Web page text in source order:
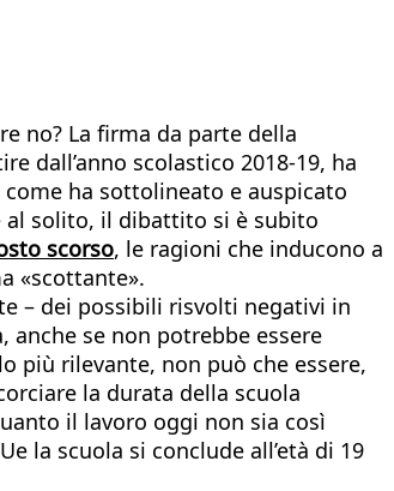
no? La firma da parte della
dall’anno scolastico 2018-19, ha
ha sottolineato e auspicato
al solito, il dibattito si è subito
scorso, le ragioni che inducono a
«scottante».
– dei possibili risvolti negativi in
anche se non potrebbe essere
più rilevante, non può che essere,
la durata della scuola
il lavoro oggi non sia così
la scuola si conclude all’età di 19